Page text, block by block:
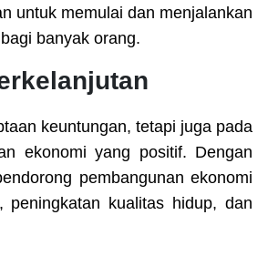
untuk memulai dan menjalankan
banyak orang.
keuntungan, tetapi juga pada
ekonomi yang positif. Dengan
pembangunan ekonomi
peningkatan kualitas hidup, dan